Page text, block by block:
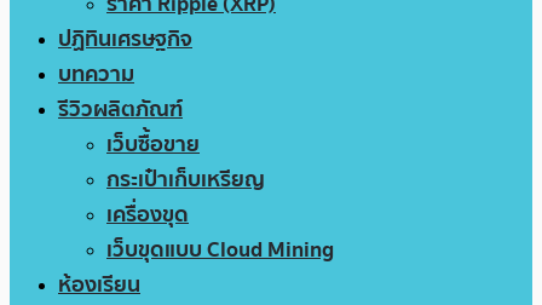
ปฏิทินเศรษฐกิจ
บทความ
รีวิวผลิตภัณฑ์
เว็บซื้อขาย
กระเป๋าเก็บเหรียญ
เครื่องขุด
เว็บขุดแบบ Cloud Mining
ห้องเรียน